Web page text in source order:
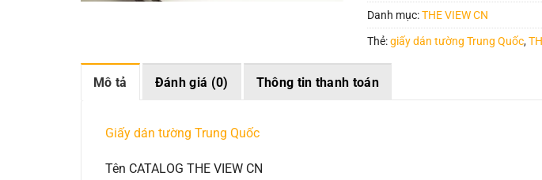
Danh mục:THE VIEW CN
Thẻ:giấy dán tường Trung Quốc,
Mô tả Đánh giá (0) Thông tin thanh toán
Giấy dán tường Trung Quốc
Tên CATALOG THE VIEW CN